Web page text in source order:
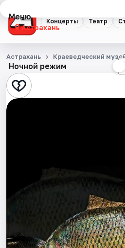
Концерты Театр
Меню
Астрахань
Концерты
Театр
Стендап
Спорт
События
Города
Ночной режим
Астрахань Краеведческий